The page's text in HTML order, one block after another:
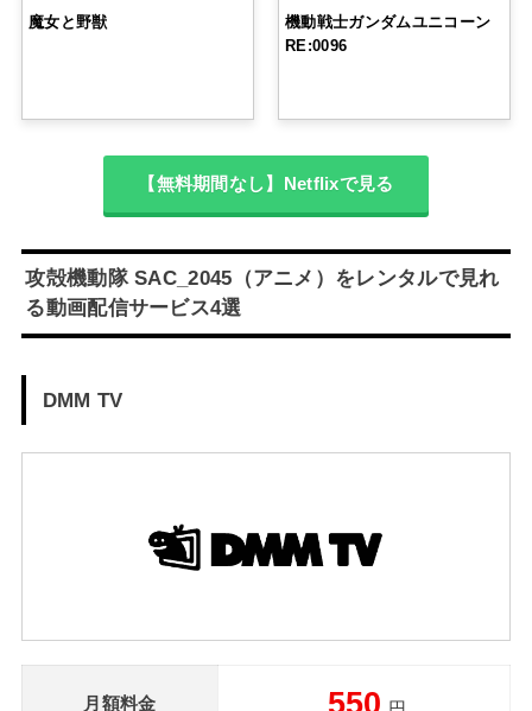
魔女と野獣
機動戦士ガンダムユニコーン
RE:0096
【無料期間なし】Netflixで見る
攻殻機動隊 SAC_2045（アニメ）をレンタルで見れ
る動画配信サービス4選
DMM TV
月額料金